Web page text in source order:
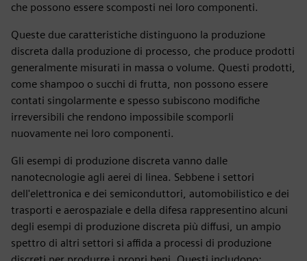
che possono essere scomposti nei loro componenti.
Queste due caratteristiche distinguono la produzione
discreta dalla produzione di processo, che produce prodotti
generalmente misurati in massa o volume. Questi prodotti,
come shampoo o succhi di frutta, non possono essere
contati singolarmente e spesso subiscono modifiche
irreversibili che rendono impossibile scomporli
nuovamente nei loro componenti.
Gli esempi di produzione discreta vanno dalle
nanotecnologie agli aerei di linea. Sebbene i settori
dell'elettronica e dei semiconduttori, automobilistico e dei
trasporti e aerospaziale e della difesa rappresentino alcuni
degli esempi di produzione discreta più diffusi, un ampio
spettro di altri settori si affida a processi di produzione